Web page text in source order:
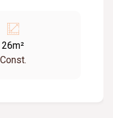
26m²
Const.